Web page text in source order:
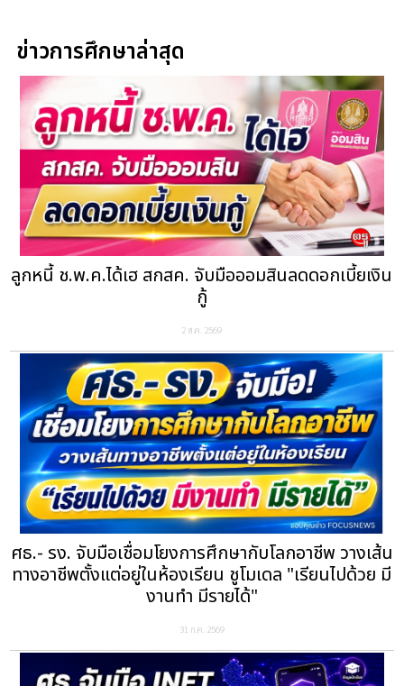
ข่าวการศึกษาล่าสุด
ลูกหนี้ ช.พ.ค.ได้เฮ สกสค. จับมือออมสินลดดอกเบี้ยเงิน
กู้
2 ส.ค. 2569
ศธ.- รง. จับมือเชื่อมโยงการศึกษากับโลกอาชีพ วางเส้น
ทางอาชีพตั้งแต่อยู่ในห้องเรียน ชูโมเดล "เรียนไปด้วย มี
งานทำ มีรายได้"
31 ก.ค. 2569